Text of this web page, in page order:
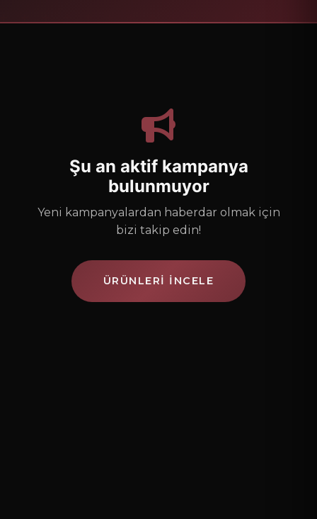
Şu an aktif kampanya
bulunmuyor
Yeni kampanyalardan haberdar olmak için
bizi takip edin!
ÜRÜNLERI İNCELE